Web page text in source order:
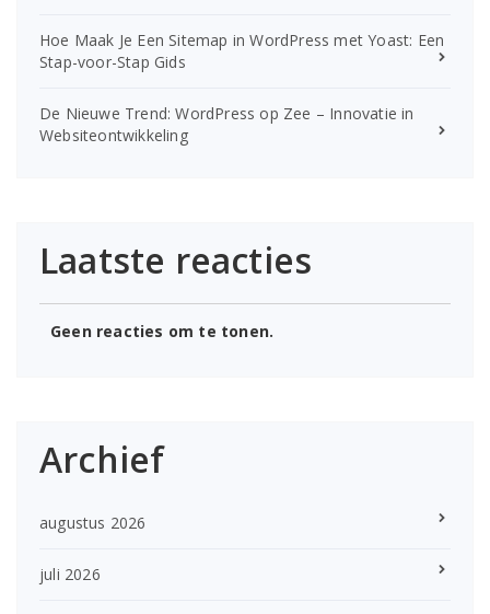
Hoe Maak Je Een Sitemap in WordPress met Yoast: Een
Stap-voor-Stap Gids
De Nieuwe Trend: WordPress op Zee – Innovatie in
Websiteontwikkeling
Laatste reacties
Geen reacties om te tonen.
Archief
augustus 2026
juli 2026